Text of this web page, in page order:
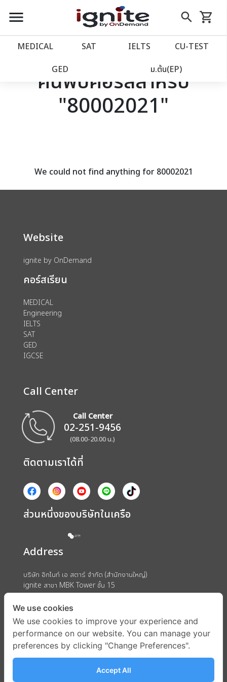
close
account_balance หน้าแรก
เว็บไซต์อิกไนท์
โปรโมชั่น
assignment ลงทะเบียน
menu search
Skip
to
shopping_cart
รถเข็น
MEDICAL SAT IELTS CU‑TEST
GED ม.ต้น(EP)
ค้นพบคอร์สสำหรับ
"80002021"
We could not find anything for 80002021
Website
ignite by OnDemand
คอร์สเรียน
MEDICAL
Engineering
IELTS
SAT
GED
IGCSE
Call Center
Call Center
02-251-9456
(08.00-20.00 น.)
ติดตามเราได้ที่
ส่วนหนึ่งของบริษัทในเครือ
Address
บริษัท อิกไนท์ เอ สตาร์ จำกัด (สำนักงานใหญ่)
ignite สาขา MBK Tower ชั้น 15
ถนนพญาไท แขวงวังใหม่ เขตปทุมวัน กรุงเทพมหานคร 10330
We use cookies
We use cookies to improve your experience and
performance on our website. You can manage your
preferences by clicking "Change Preferences".
Accept All